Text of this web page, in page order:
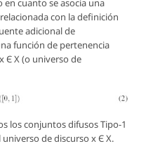
cuanto se asocia una
con la definición
adicional de
función de pertenencia
Є X (o universo de
los conjuntos difusos Tipo-1
de discurso x Є X.